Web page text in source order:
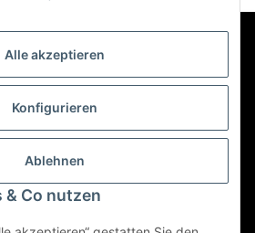
Alle akzeptieren
Konfigurieren
Ablehnen
& Co nutzen